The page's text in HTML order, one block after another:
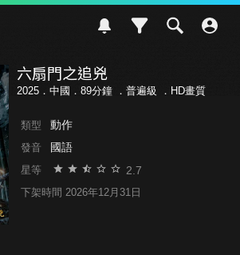
六扇門之追兇
2025．中國．89分鐘 ． 普遍級 ．HD畫質
類型 動作
發音 國語
星等 2.7
下架時間 2026年12月31日